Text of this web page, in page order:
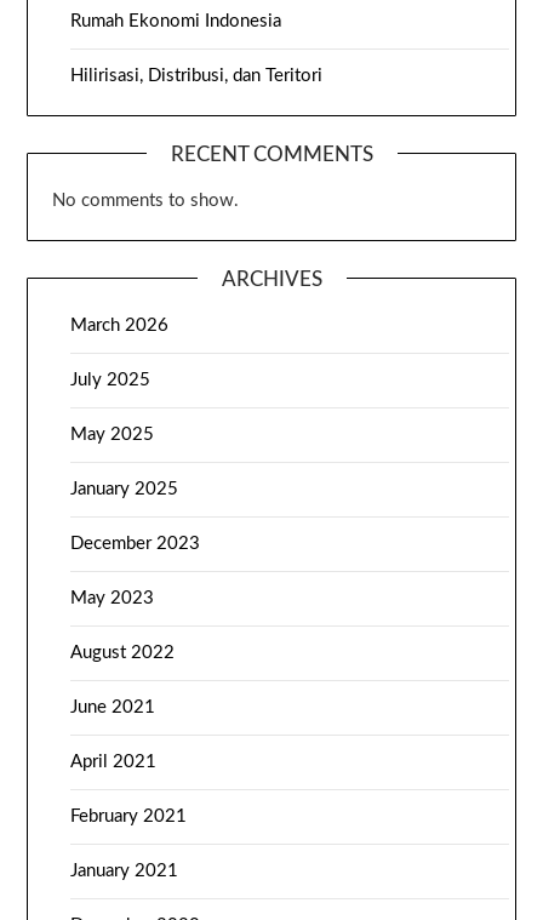
Rumah Ekonomi Indonesia
Hilirisasi, Distribusi, dan Teritori
RECENT COMMENTS
No comments to show.
ARCHIVES
March 2026
July 2025
May 2025
January 2025
December 2023
May 2023
August 2022
June 2021
April 2021
February 2021
January 2021